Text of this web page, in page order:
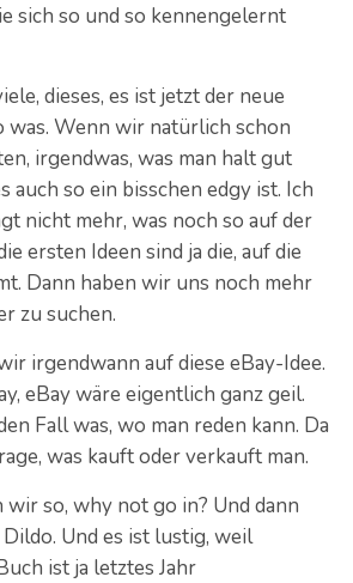
sich so und so kennengelernt
dieses, es ist jetzt der neue
was. Wenn wir natürlich schon
irgendwas, was man halt gut
auch so ein bisschen edgy ist. Ich
nicht mehr, was noch so auf der
ersten Ideen sind ja die, auf die
Dann haben wir uns noch mehr
zu suchen.
irgendwann auf diese eBay-Idee.
eBay wäre eigentlich ganz geil.
Fall was, wo man reden kann. Da
was kauft oder verkauft man.
wir so, why not go in? Und dann
Und es ist lustig, weil
ist ja letztes Jahr